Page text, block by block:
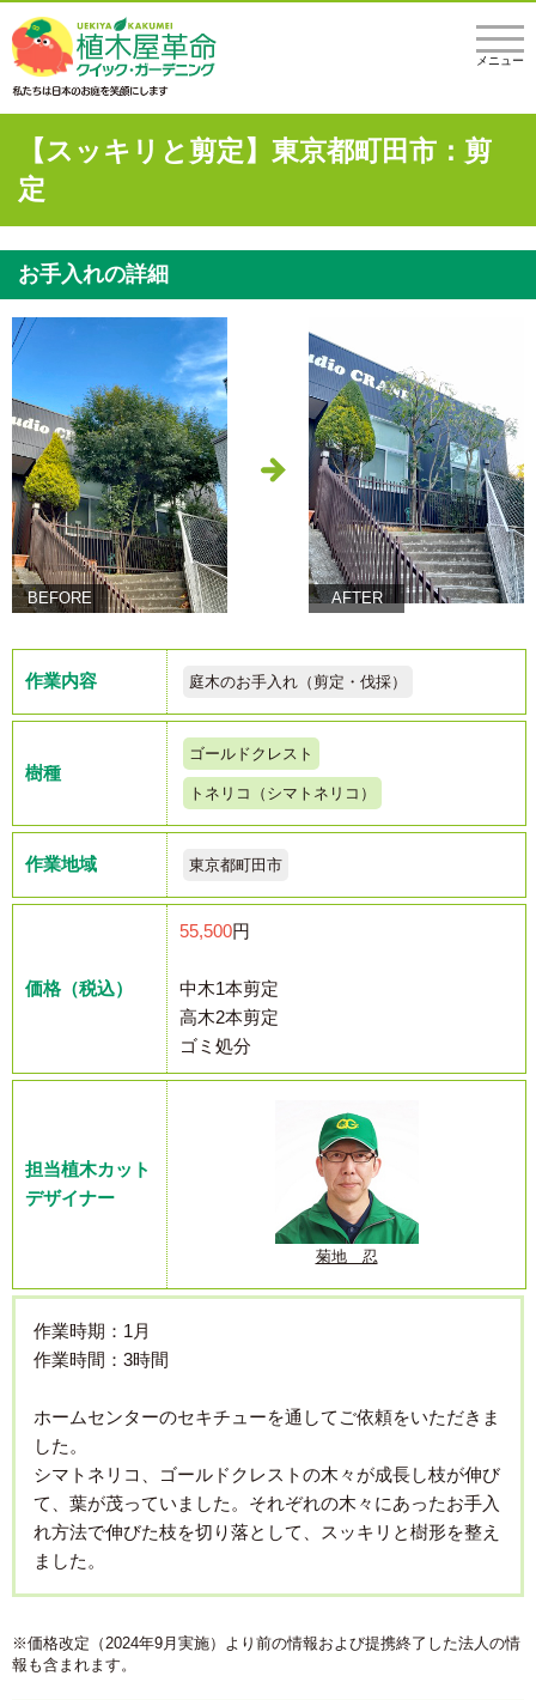
メニュー
【スッキリと剪定】東京都町田市：剪
定
お手入れの詳細
BEFORE AFTER
作業内容 庭木のお手入れ（剪定・伐採）
樹種
ゴールドクレスト
トネリコ（シマトネリコ）
作業地域 東京都町田市
価格（税込）
55,500円
中木1本剪定
高木2本剪定
ゴミ処分
担当植木カット
デザイナー
菊地 忍
作業時期：1月
作業時間：3時間
ホームセンターのセキチューを通してご依頼をいただきま
した。
シマトネリコ、ゴールドクレストの木々が成長し枝が伸び
て、葉が茂っていました。それぞれの木々にあったお手入
れ方法で伸びた枝を切り落として、スッキリと樹形を整え
ました。
※価格改定（2024年9月実施）より前の情報および提携終了した法人の情
報も含まれます。